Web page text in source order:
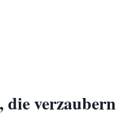
die verzaubern